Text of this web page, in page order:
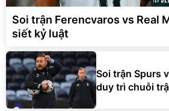
Soi trận Ferencvaros vs Real
siết kỷ luật
Soi trận Spurs
duy trì chuỗi